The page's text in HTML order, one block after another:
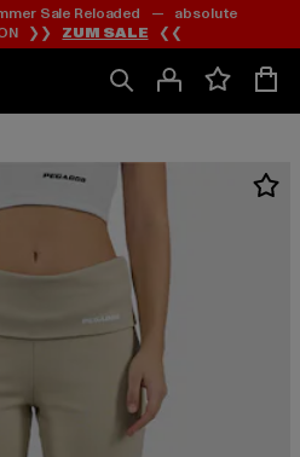
Zum
Inhalt
springen
Zum
Fußzeile
springen
Sale Reloaded — absolute
❯❯ ZUM SALE ❮❮